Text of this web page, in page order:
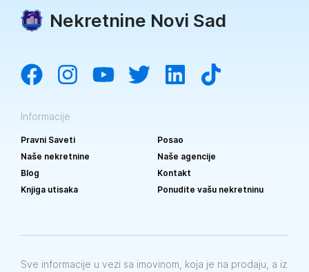
Nekretnine Novi Sad
Informacije
Pravni Saveti
Posao
Naše nekretnine
Naše agencije
Blog
Kontakt
Knjiga utisaka
Ponudite vašu nekretninu
Sve informacije u vezi sa imovinom, koja je na prodaju, a iz